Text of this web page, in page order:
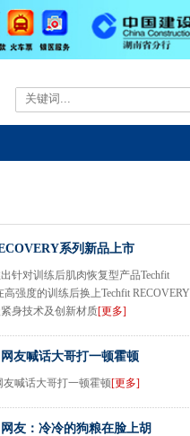
系列新品上市
针对训练后肌肉恢复型产品Techfit
强度的训练后换上Techfit RECOVERY
身技术及创新材质[更多]
友喊话大哥打一顿霍顿
友喊话大哥打一顿霍顿[更多]
友：冷冷的狗粮在脸上胡